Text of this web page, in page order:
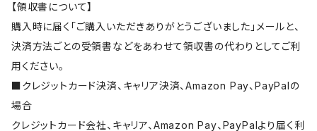
【領収書について】
購入時に届く「ご購入いただきありがとうございました」メールと、
決済方法ごとの受領書などをあわせて領収書の代わりとしてご利
用ください。
■クレジットカード決済、キャリア決済、Amazon Pay、PayPalの
場合
クレジットカード会社、キャリア、Amazon Pay、PayPalより届く利